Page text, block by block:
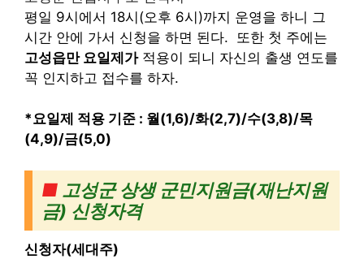
평일 9시에서 18시(오후 6시)까지 운영을 하니 그
시간 안에 가서 신청을 하면 된다. 또한 첫 주에는
고성읍만 요일제가적용이 되니 자신의 출생 연도를
꼭 인지하고 접수를 하자.
*요일제 적용 기준 : 월(1,6)/화(2,7)/수(3,8)/목
(4,9)/금(5,0)
■ 고성군 상생 군민지원금(재난지원
금) 신청자격
신청자(세대주)